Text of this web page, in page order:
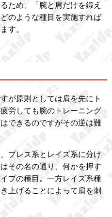
ため、「腕と肩だけを鍛え
のような種目を実施すれば
す。
が原則としては肩を先にト
労しても腕のトレーニング
できるのですがその逆は難
プレス系とレイズ系に分け
その名の通り、何かを押す
プの種目。一方レイズ系種
上げることによって肩を刺